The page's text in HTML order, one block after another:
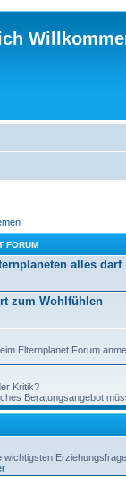
FORUM
alles darf
zum Wohlfühlen
Elternplanet Forum
Kritik?
Beratungsangebot
wichtigsten